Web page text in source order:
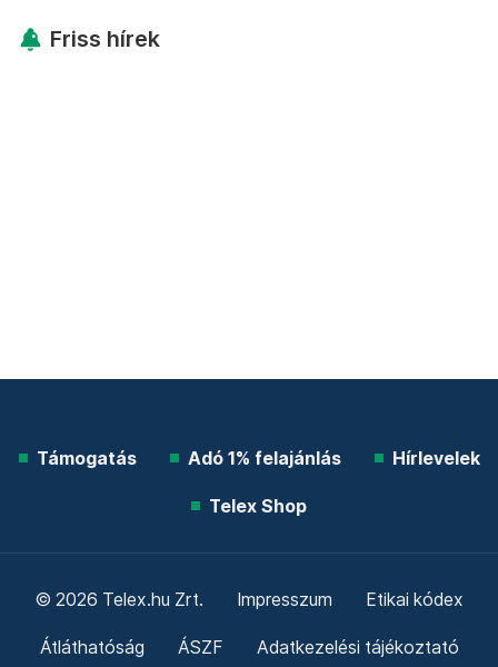
Friss hírek
Támogatás Adó 1% felajánlás Hírlevelek
Telex Shop
© 2026 Telex.hu Zrt. Impresszum Etikai kódex
Átláthatóság ÁSZF Adatkezelési tájékoztató